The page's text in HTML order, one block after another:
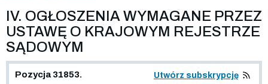
IV. OGŁOSZENIA WYMAGANE PRZEZ
USTAWĘ O KRAJOWYM REJESTRZE
SĄDOWYM
Pozycja 31853. Utwórz subskrypcję